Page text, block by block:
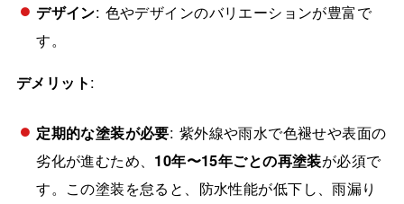
デザイン: 色やデザインのバリエーションが豊富で
す。
デメリット:
定期的な塗装が必要: 紫外線や雨水で色褪せや表面の
劣化が進むため、 10年〜15年ごとの再塗装が必須で
す。この塗装を怠ると、防水性能が低下し、雨漏り